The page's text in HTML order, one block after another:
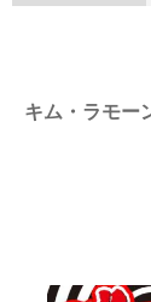
キム・ラモー
イター。攻略誌